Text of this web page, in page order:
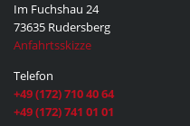
Im Fuchshau 24
73635 Rudersberg
Anfahrtsskizze
Telefon
+49 (172) 710 40 64
+49 (172) 741 01 01